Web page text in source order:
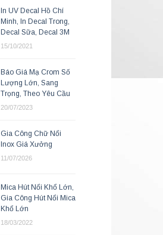
In UV Decal Hồ Chí
Minh, In Decal Trong,
Decal Sữa, Decal 3M
15/10/2021
Báo Giá Mạ Crom Số
Lượng Lớn, Sang
Trọng, Theo Yêu Cầu
20/07/2023
Gia Công Chữ Nổi
Inox Giá Xưởng
11/07/2026
Mica Hút Nổi Khổ Lớn,
Gia Công Hút Nổi Mica
Khổ Lớn
18/03/2022